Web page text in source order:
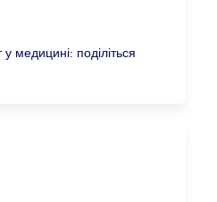
медицині: поділіться